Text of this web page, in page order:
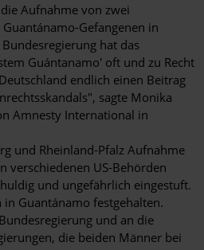
Aufnahme von zwei
Gefangenen in
hat das
Guántanamo' oft und zu Recht
endlich einen Beitrag
sagte Monika
Amnesty International in
und Rheinland-Pfalz Aufnahme
verschiedenen US-Behörden
und ungefährlich eingestuft.
Guantánamo festgehalten.
und an die
die beiden Männer bei